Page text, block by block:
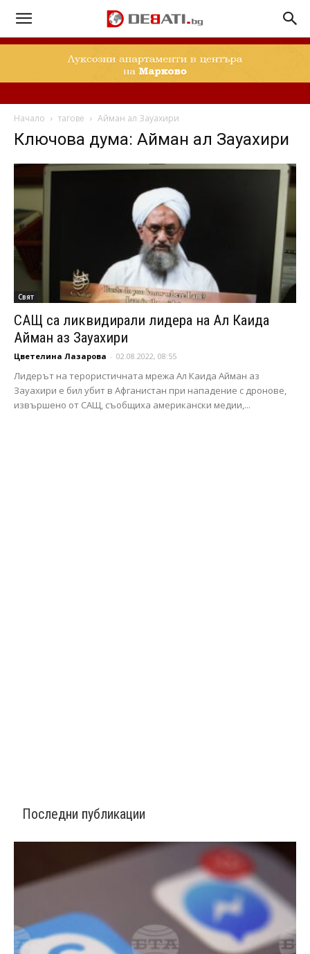
Начало тагове Айман ал Зауахири
Ключова дума: Айман ал Зауахири
Свят
САЩ са ликвидирали лидера на Ал Каида
Айман аз Зауахири
Цветелина Лазарова - 02.08.2022, 08:55
Лидерът на терористичната мрежа Ал Каида Айман аз
Зауахири е бил убит в Афганистан при нападение с дронове,
извършено от САЩ, съобщиха американски медии,...
Последни публикации